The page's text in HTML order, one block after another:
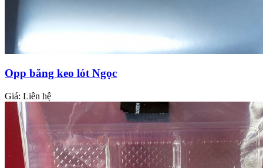
Opp băng keo lót Ngọc
Giá: Liên hệ